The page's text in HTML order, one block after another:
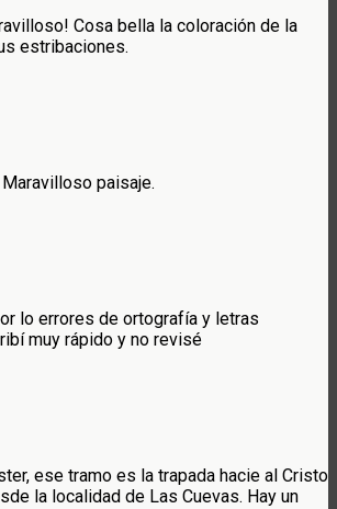
Cosa bella la coloración de la
estribaciones.
paisaje.
lo errores de ortografía y letras
muy rápido y no revisé
ese tramo es la trapada hacie al Cristo
la localidad de Las Cuevas. Hay un